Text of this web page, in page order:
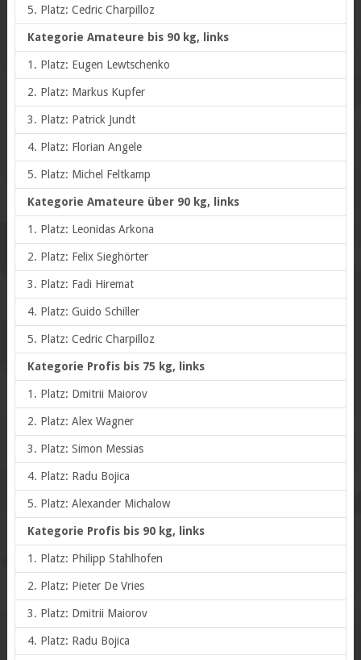
5. Platz: Cedric Charpilloz
Kategorie Amateure bis 90 kg, links
1. Platz: Eugen Lewtschenko
2. Platz: Markus Kupfer
3. Platz: Patrick Jundt
4. Platz: Florian Angele
5. Platz: Michel Feltkamp
Kategorie Amateure über 90 kg, links
1. Platz: Leonidas Arkona
2. Platz: Felix Sieghörter
3. Platz: Fadi Hiremat
4. Platz: Guido Schiller
5. Platz: Cedric Charpilloz
Kategorie Profis bis 75 kg, links
1. Platz: Dmitrii Maiorov
2. Platz: Alex Wagner
3. Platz: Simon Messias
4. Platz: Radu Bojica
5. Platz: Alexander Michalow
Kategorie Profis bis 90 kg, links
1. Platz: Philipp Stahlhofen
2. Platz: Pieter De Vries
3. Platz: Dmitrii Maiorov
4. Platz: Radu Bojica